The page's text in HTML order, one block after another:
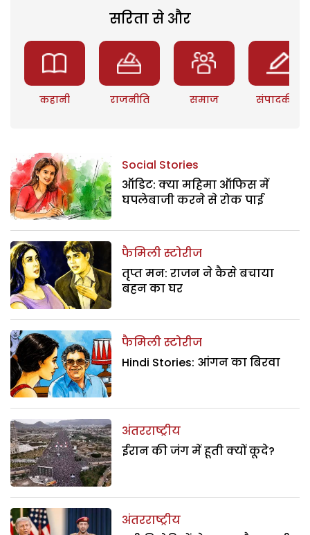
सरिता से और
कहानी राजनीति समाज संपादकीय
Social Stories
ऑडिट: क्या महिमा ऑफिस में
घपलेबाजी करने से रोक पाई
फैमिली स्टोरीज
तृप्त मन: राजन ने कैसे बचाया
बहन का घर
फैमिली स्टोरीज
Hindi Stories: आंगन का बिरवा
अंतरराष्ट्रीय
ईरान की जंग में हूती क्यों कूदे?
अंतरराष्ट्रीय